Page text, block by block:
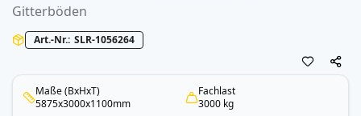
Gitterböden
Art.-Nr. SLR-1056264
Maße (BxHxT)
5875x3000x1100mm
Fachlast
3000 kg